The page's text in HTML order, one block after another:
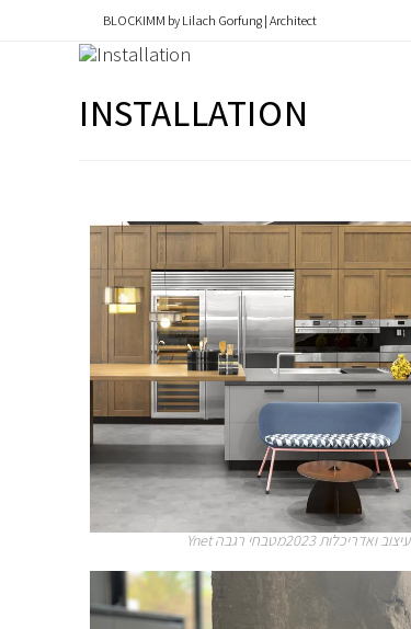
BLOCKIMM by Lilach Gorfung | Architect
INSTALLATION
Ynet עיצוב ואדריכלות 2023מטבחי רגבה